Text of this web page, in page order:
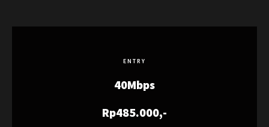
ENTRY
40Mbps
Rp485.000,-